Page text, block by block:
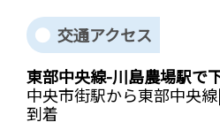
交通アクセス
東部中央線-川島農場駅で
中央市街駅から東部中央線
到着